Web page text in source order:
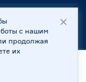
г. Калининград,
КПП 390601001 ©
с нашим
продолжая
их